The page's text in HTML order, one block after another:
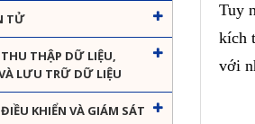
TỬ
THẬP DỮ LIỆU,
LƯU TRỮ DỮ LIỆU
KHIỂN VÀ GIÁM SÁT
Tuy
kích
với